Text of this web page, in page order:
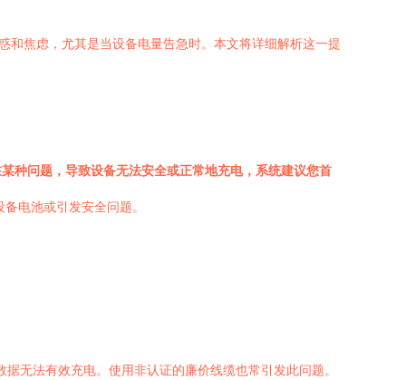
和焦虑，尤其是当设备电量告急时。本文将详细解析这一提
种问题，导致设备无法安全或正常地充电，系统建议您首
电池或引发安全问题。
无法有效充电。使用非认证的廉价线缆也常引发此问题。